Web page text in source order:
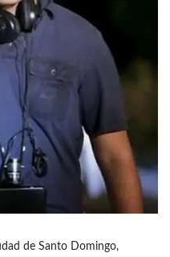
de Santo Domingo,